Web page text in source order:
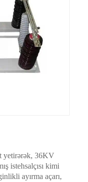
yetirərək, 36KV
istehsalçısı kimi
ayırma açarı,